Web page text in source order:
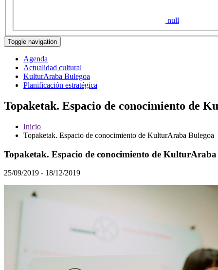
null
Toggle navigation
Agenda
Actualidad cultural
KulturAraba Bulegoa
Planificación estratégica
Topaketak. Espacio de conocimiento de
Inicio
Topaketak. Espacio de conocimiento de KulturAraba Bulegoa
Topaketak. Espacio de conocimiento de KulturAraba
25/09/2019 - 18/12/2019